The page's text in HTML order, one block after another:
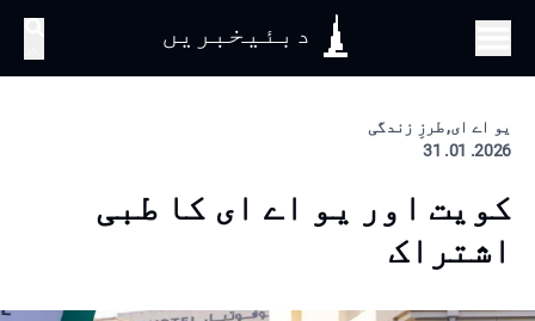
دبئیخبریں
یو اے ای, طرزِ زندگی
2026. 01. 31
کویت اور یو اے ای کا طبی
اشتراک